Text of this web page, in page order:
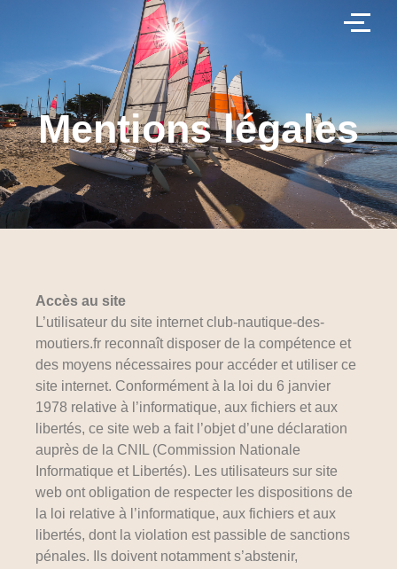
Mentions légales
Accès au site
L’utilisateur du site internet club-nautique-des-
moutiers.fr reconnaît disposer de la compétence et
des moyens nécessaires pour accéder et utiliser ce
site internet. Conformément à la loi du 6 janvier
1978 relative à l’informatique, aux fichiers et aux
libertés, ce site web a fait l’objet d’une déclaration
auprès de la CNIL (Commission Nationale
Informatique et Libertés). Les utilisateurs sur site
web ont obligation de respecter les dispositions de
la loi relative à l’informatique, aux fichiers et aux
libertés, dont la violation est passible de sanctions
pénales. Ils doivent notamment s’abstenir,